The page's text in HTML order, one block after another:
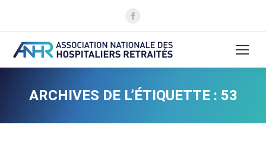
Facebook
s'ouvre
une
fenêtre
ARCHIVES DE L’ÉTIQUETTE : 53